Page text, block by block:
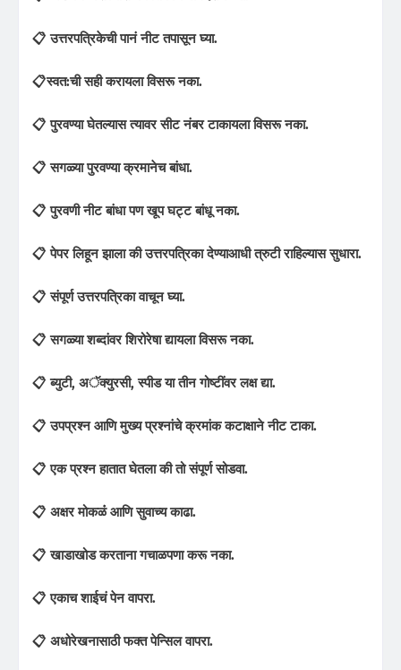
📋 उत्तरपत्रिकेची पानं नीट तपासून घ्या.
📋स्वत:ची सही करायला विसरू नका.
📋 पुरवण्या घेतल्यास त्यावर सीट नंबर टाकायला विसरू नका.
📋 सगळ्या पुरवण्या क्रमानेच बांधा.
📋 पुरवणी नीट बांधा पण खूप घट्ट बांधू नका.
📋 पेपर लिहून झाला की उत्तरपत्रिका देण्याआधी त्रुटी राहिल्यास सुधारा.
📋 संपूर्ण उत्तरपत्रिका वाचून घ्या.
📋 सगळ्या शब्दांवर शिरोरेषा द्यायला विसरू नका.
📋 ब्युटी, अॅक्युरसी, स्पीड या तीन गोष्टींवर लक्ष द्या.
📋 उपप्रश्न आणि मुख्य प्रश्नांचे क्रमांक कटाक्षाने नीट टाका.
📋 एक प्रश्न हातात घेतला की तो संपूर्ण सोडवा.
📋 अक्षर मोकळंं आणि सुवाच्य काढा.
📋 खाडाखोड करताना गचाळपणा करू नका.
📋 एकाच शाईचं पेन वापरा.
📋 अधोरेखनासाठी फक्त पेन्सिल वापरा.